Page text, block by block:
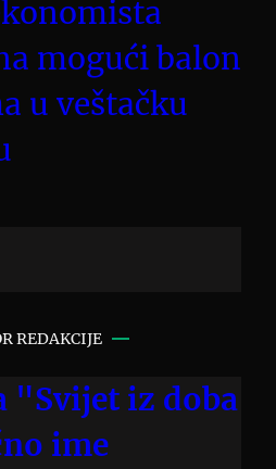
mogući balon
u veštačku
REDAKCIJE
"Svijet iz doba
ime